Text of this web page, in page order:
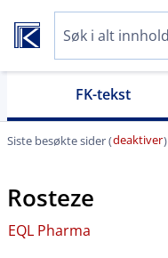
FK-tekst
Siste besøkte sider (deaktiver)
Rosteze
EQL Pharma